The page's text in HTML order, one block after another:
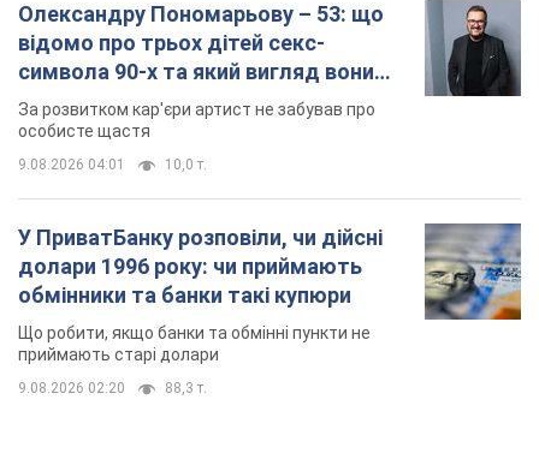
Олександру Пономарьову – 53: що
відомо про трьох дітей секс-
символа 90-х та який вигляд вони
мають
За розвитком кар'єри артист не забував про
особисте щастя
9.08.2026 04:01 10,0 т.
У ПриватБанку розповіли, чи дійсні
долари 1996 року: чи приймають
обмінники та банки такі купюри
Що робити, якщо банки та обмінні пункти не
приймають старі долари
9.08.2026 02:20 88,3 т.